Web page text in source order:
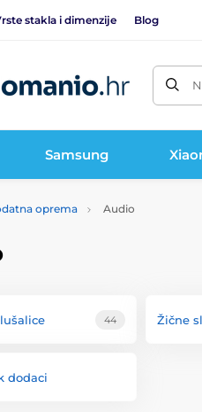
stakla i dimenzije Blog
Samsung
oprema Audio
44 Žične
dodaci